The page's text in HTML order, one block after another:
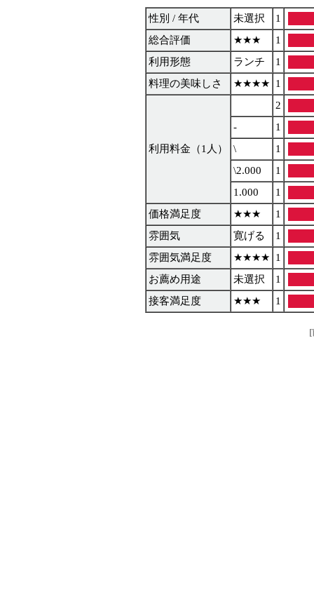
性別 / 年代 未選択
1
総合評価
★★★
1
利用形態
ランチ
1
料理の美味しさ
★★★★ 1
利用料金（1人）
2
-
1
\
1
\2.000
1
1.000
1
価格満足度
★★★
1
雰囲気
寛げる
1
雰囲気満足度
★★★★
1
お薦め用途
未選択
1
接客満足度
★★★ 1
[